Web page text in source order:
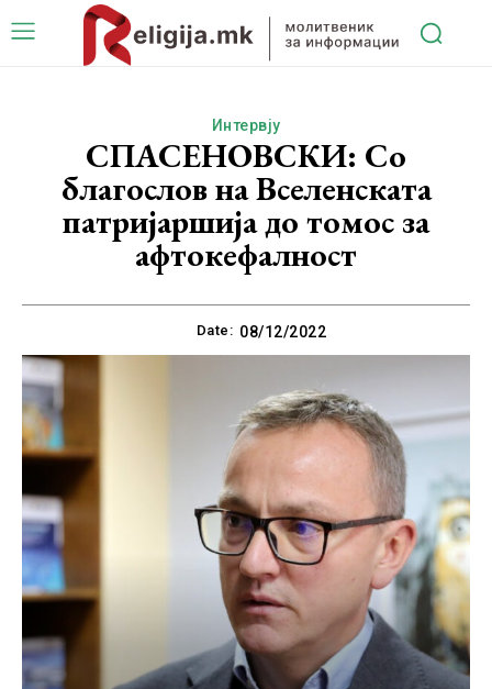
Интервју
СПАСЕНОВСКИ: Со
благослов на Вселенската
патријаршија до томос за
афтокефалност
Date: 08/12/2022